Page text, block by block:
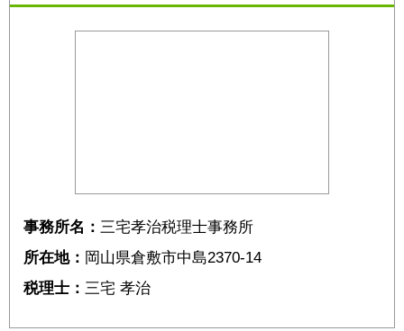
事務所名： 三宅孝治税理士事務所
所在地： 岡山県倉敷市中島2370-14
税理士： 三宅 孝治